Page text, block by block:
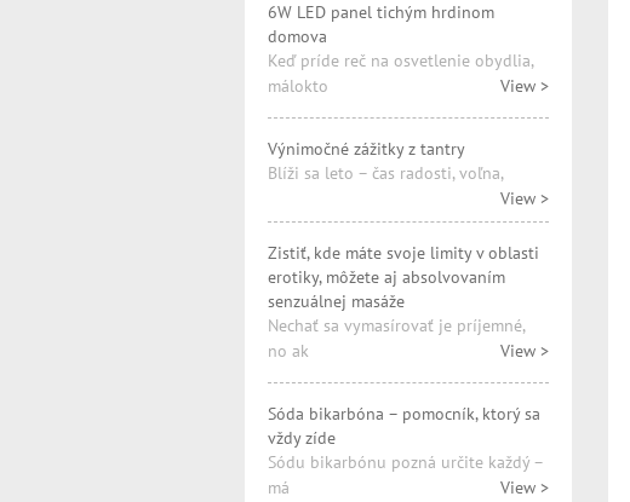
6W LED panel tichým hrdinom
domova
Keď príde reč na osvetlenie obydlia,
málokto
View >
Výnimočné zážitky z tantry
Blíži sa leto – čas radosti, voľna,
View >
Zistiť, kde máte svoje limity v oblasti
erotiky, môžete aj absolvovaním
senzuálnej masáže
Nechať sa vymasírovať je príjemné,
no ak
View >
Sóda bikarbóna – pomocník, ktorý sa
vždy zíde
Sódu bikarbónu pozná určite každý –
má
View >